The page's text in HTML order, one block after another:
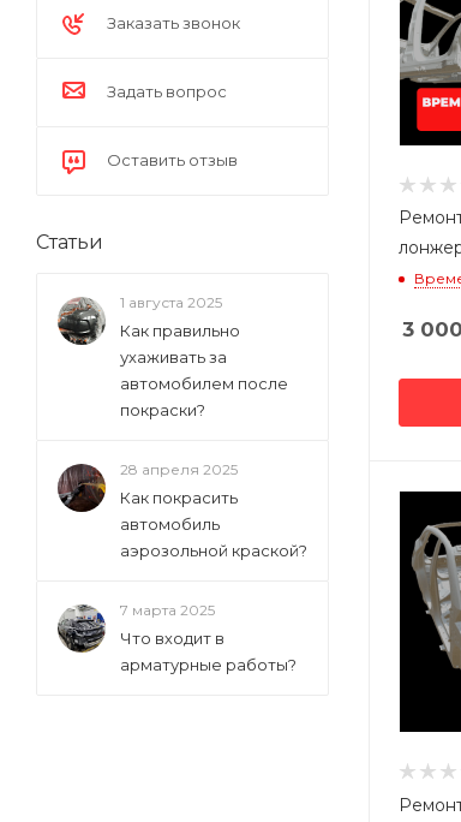
3 000
Заказать звонок
Задать вопрос
Оставить отзыв
Статьи
1 августа 2025
Как правильно
ухаживать за
автомобилем после
покраски?
28 апреля 2025
Как покрасить
автомобиль
аэрозольной краской?
7 марта 2025
Что входит в
арматурные работы?